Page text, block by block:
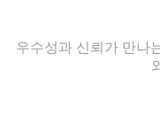
우수성과 신뢰가 만나